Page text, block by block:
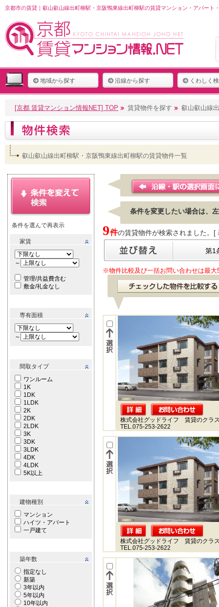
京都市の賃貸｜叡山叡山線出町柳駅・京阪鴨東線出町柳駅の賃貸マンション・アパート
地域から探す 沿線から探す くわしく
[京都 賃貸マンション情報NET] TOP 賃貸物件を探す 叡山叡山線
叡山叡山線出町柳駅・京阪鴨東線出町柳駅の賃貸物件一覧
条件を選んで再表示
家賃
～
管理/共益費含む
敷金/礼金なし
専有面積
～
間取タイプ
ワンルーム
1K
1DK
1LDK
2K
2DK
2LDK
3K
3DK
3LDK
4DK
4LDK
5K以上
建物種別
マンション
ハイツ・アパート
一戸建て
築年数
指定なし
新築
3年以内
5年以内
10年以内
条件を変更したい場合は、
9件の賃貸物件が検索されました。[
第1
※物件比較及び一括お問い合わせは最大
株式会社グッドライフ 賃貸のクラ
TEL.075-253-2622
株式会社グッドライフ 賃貸のクラ
TEL.075-253-2622